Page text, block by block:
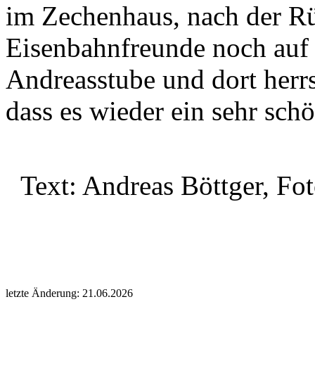
im Zechenhaus, nach der
Eisenbahnfreunde noch
Andreasstube und dort
dass es wieder ein sehr
Text: Andreas Böttger,
letzte Änderung: 21.06.2026